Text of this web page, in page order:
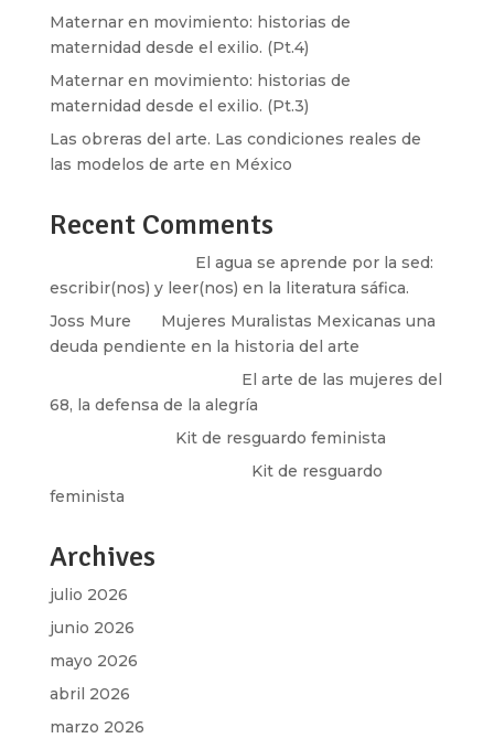
Maternar en movimiento: historias de
maternidad desde el exilio. (Pt.4)
Maternar en movimiento: historias de
maternidad desde el exilio. (Pt.3)
Las obreras del arte. Las condiciones reales de
las modelos de arte en México
Recent Comments
El agua se aprende por la sed:
escribir(nos) y leer(nos) en la literatura sáfica.
Joss Mure
Mujeres Muralistas Mexicanas una
deuda pendiente en la historia del arte
El arte de las mujeres del
68, la defensa de la alegría
Kit de resguardo feminista
Kit de resguardo
feminista
Archives
julio 2026
junio 2026
mayo 2026
abril 2026
marzo 2026